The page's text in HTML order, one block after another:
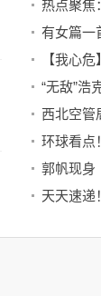
“无敌”浩
郭帆现身